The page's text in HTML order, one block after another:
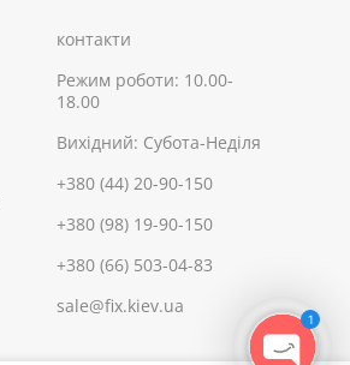
контакти
Режим роботи: 10.00-
18.00
Вихідний: Субота-Неділя
+380 (44) 20-90-150
+380 (98) 19-90-150
+380 (66) 503-04-83
sale@fix.kiev.ua
1